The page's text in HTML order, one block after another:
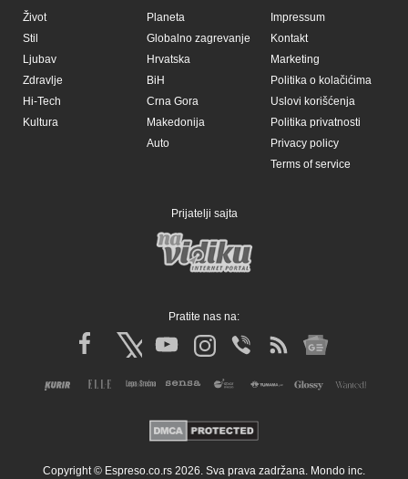
Život
Stil
Ljubav
Zdravlje
Hi-Tech
Kultura
Planeta
Globalno zagrevanje
Hrvatska
BiH
Crna Gora
Makedonija
Auto
Impressum
Kontakt
Marketing
Politika o kolačićima
Uslovi korišćenja
Politika privatnosti
Privacy policy
Terms of service
Prijatelji sajta
Pratite nas na:
Copyright © Espreso.co.rs 2026. Sva prava zadržana. Mondo inc.